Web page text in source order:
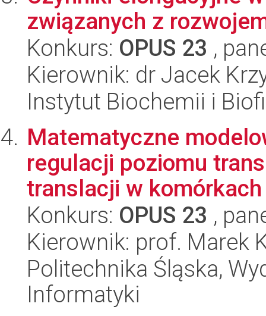
związanych z
Konkurs: OPUS 23 ,
Kierownik: dr Jacek
Instytut Biochemii i
Matematyczne
regulacji poziomu
translacji w
Konkurs: OPUS 23 ,
Kierownik: prof. Marek
Politechnika Śląska,
Informatyki